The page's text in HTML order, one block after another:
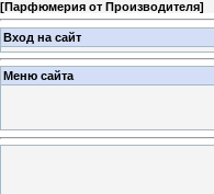
[Парфюмерия от Производителя]
Вход на сайт
Меню сайта